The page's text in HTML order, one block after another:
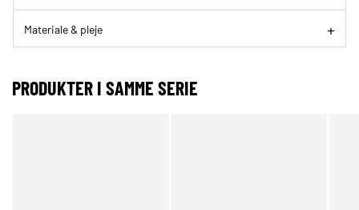
Materiale & pleje
PRODUKTER I SAMME SERIE